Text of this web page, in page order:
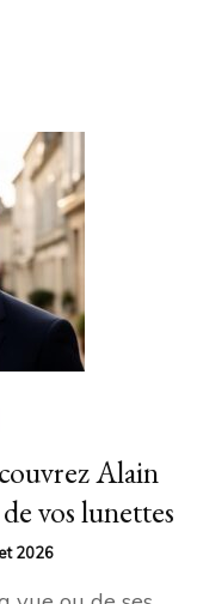
Alain
vos lunettes
2026